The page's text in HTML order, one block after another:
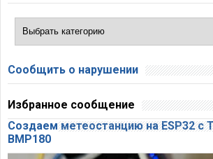
Сообщить о нарушении
Избранное сообщение
Создаем метеостанцию на ESP32 с
BMP180